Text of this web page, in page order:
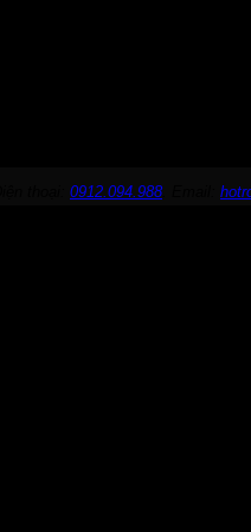
thoại: 0912.094.988